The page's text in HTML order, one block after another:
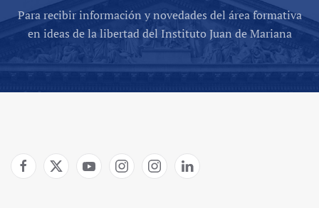
Para recibir información y novedades del área formativa
en ideas de la libertad del Instituto Juan de Mariana